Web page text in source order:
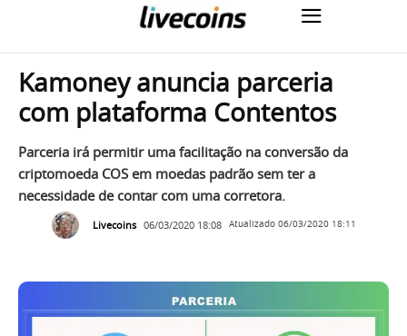
Kamoney anuncia parceria
com plataforma Contentos
Parceria irá permitir uma facilitação na conversão da
criptomoeda COS em moedas padrão sem ter a
necessidade de contar com uma corretora.
Livecoins 06/03/2020 18:08 Atualizado 06/03/2020 18:11